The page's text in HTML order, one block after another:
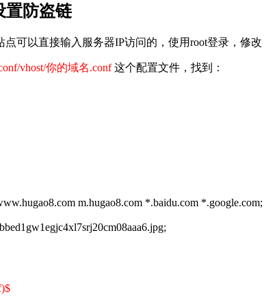
置防盗链
可以直接输入服务器IP访问的，使用root登录，修改
vhost/你的域名.conf这个配置文件，找到：
m.hugao8.com *.baidu.com *.google.com;